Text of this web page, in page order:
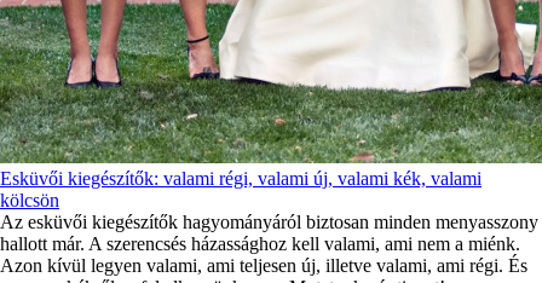
Esküvői kiegészítők: valami régi, valami új, valami kék, valami
kölcsön
Az esküvői kiegészítők hagyományáról biztosan minden menyasszony
hallott már. A szerencsés házassághoz kell valami, ami nem a miénk.
Azon kívül legyen valami, ami teljesen új, illetve valami, ami régi. És